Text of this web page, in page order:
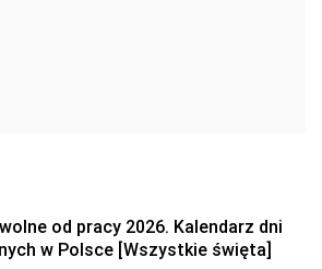
od pracy 2026. Kalendarz dni
w Polsce [Wszystkie święta]